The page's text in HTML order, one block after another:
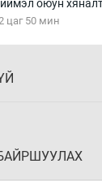
оюун
цаг 50 мин
цаг 20 мин